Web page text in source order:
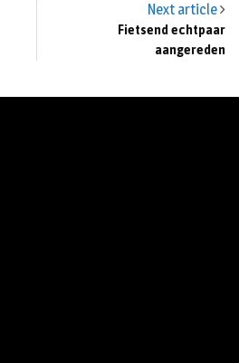
Next article
Fietsend echtpaar
aangereden